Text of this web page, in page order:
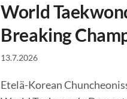
World
Breaking
13.7.2026
Etelä-Korean